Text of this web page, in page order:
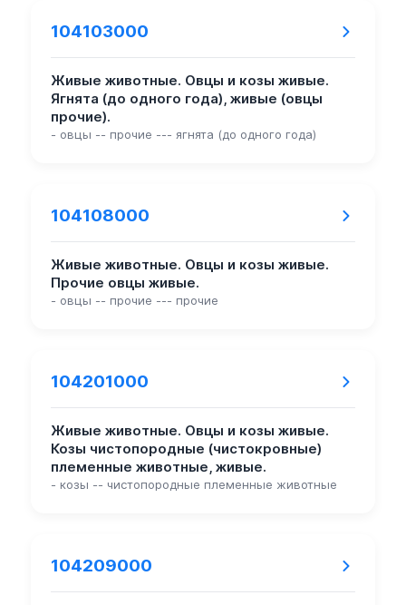
104103000
Живые животные. Овцы и козы живые.
Ягнята (до одного года), живые (овцы
прочие).
- овцы -- прочие --- ягнята (до одного года)
104108000
Живые животные. Овцы и козы живые.
Прочие овцы живые.
- овцы -- прочие --- прочие
104201000
Живые животные. Овцы и козы живые.
Козы чистопородные (чистокровные)
племенные животные, живые.
- козы -- чистопородные племенные животные
104209000